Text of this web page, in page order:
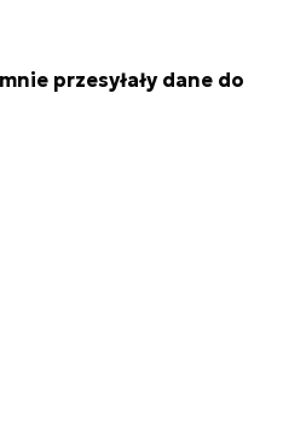
przesyłały dane do